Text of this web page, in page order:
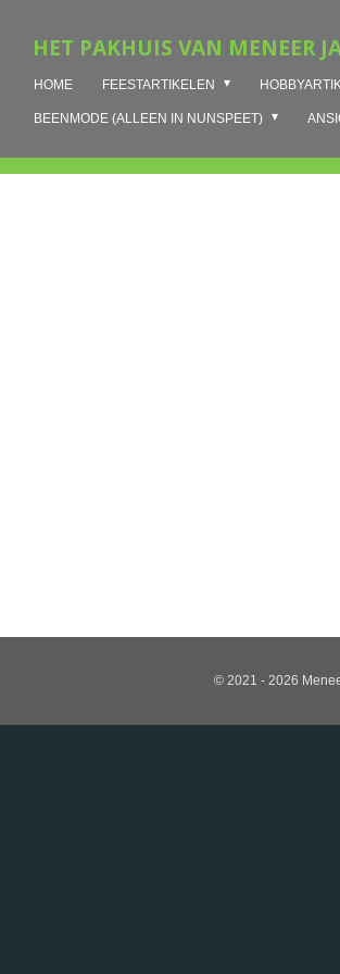
direct
hoofdinhoud
HET PAKHUIS VAN MENEER
HOME FEESTARTIKELEN
BEENMODE (ALLEEN IN NUNSPEET)
© 2021 - 2026